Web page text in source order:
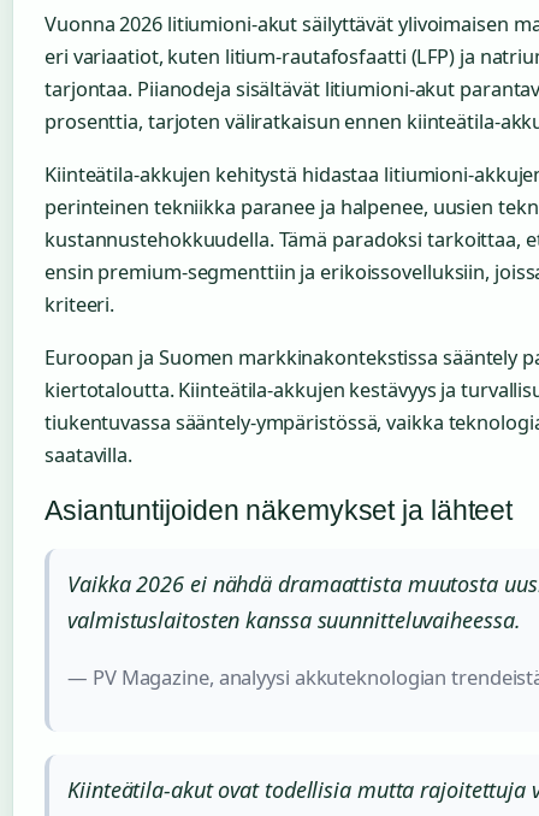
Vuonna 2026 litiumioni-akut säilyttävät ylivoimaisen
eri variaatiot, kuten litium-rautafosfaatti (LFP) ja
tarjontaa. Piianodeja sisältävät litiumioni-akut
prosenttia, tarjoten väliratkaisun ennen kiinteätila-
Kiinteätila-akkujen kehitystä hidastaa litiumioni-
perinteinen tekniikka paranee ja halpenee, uusien
kustannustehokkuudella. Tämä paradoksi tarkoittaa,
ensin premium-segmenttiin ja erikoissovelluksiin,
kriteeri.
Euroopan ja Suomen markkinakontekstissa sääntely
kiertotaloutta. Kiinteätila-akkujen kestävyys ja
tiukentuvassa sääntely-ympäristössä, vaikka
saatavilla.
Asiantuntijoiden näkemykset ja lähteet
Vaikka 2026 ei nähdä dramaattista muutosta
valmistuslaitosten kanssa suunnitteluvaiheessa.
— PV Magazine, analyysi akkuteknologian
Kiinteätila-akut ovat todellisia mutta rajoitettuja